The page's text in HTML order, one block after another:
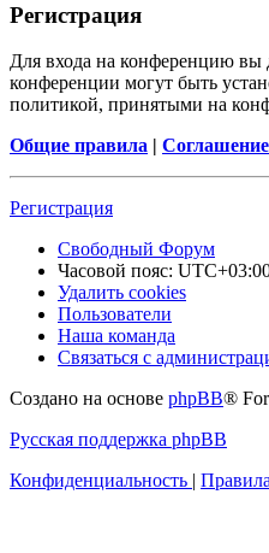
Регистрация
Для входа на конференцию вы
конференции могут быть
политикой, принятыми на
Общие правила |
Регистрация
Свободный Форум
Часовой пояс:
Удалить cookies
Пользователи
Наша команда
Связаться с
Создано на основе phpBB®
Русская поддержка phpBB
Конфиденциальность | Правила